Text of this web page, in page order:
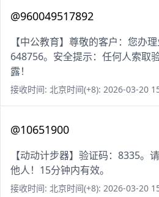
@960049517892
【中公教育】尊敬的客户：您办
648756。安全提示：任何人索取
露！
接收时间: 北京时间(+8): 2026-03-20
@10651900
【动动计步器】验证码：8335。
他人！15分钟内有效。
接收时间: 北京时间(+8): 2026-03-20